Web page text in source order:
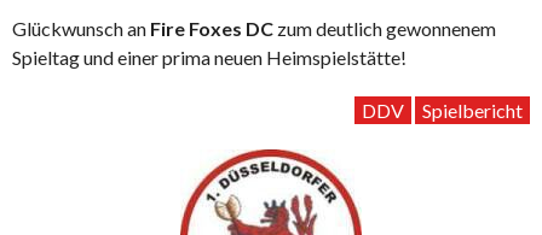
Glückwunsch an Fire Foxes DC zum deutlich gewonnenem
Spieltag und einer prima neuen Heimspielstätte!
DDV Spielbericht